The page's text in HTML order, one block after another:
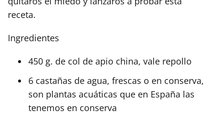
receta.
Ingredientes
450 g. de col de apio china, vale repollo
6 castañas de agua, frescas o en conserva,
son plantas acuáticas que en España las
tenemos en conserva